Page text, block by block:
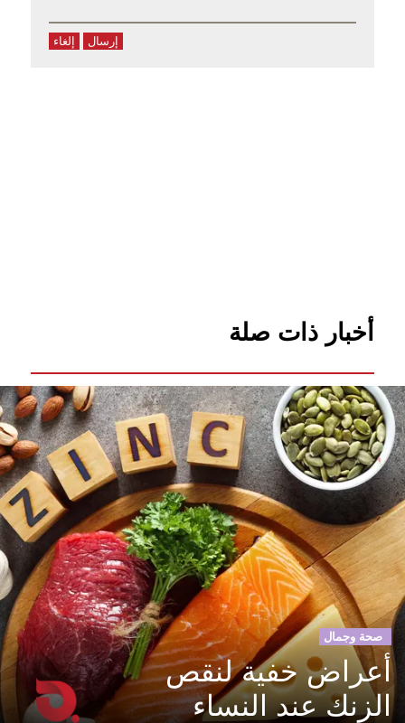
إرسال إلغاء
أخبار ذات صلة
صحة وجمال
أعراض خفية لنقص
الزنك عند النساء